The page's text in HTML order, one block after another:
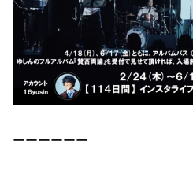
ーーーーーー